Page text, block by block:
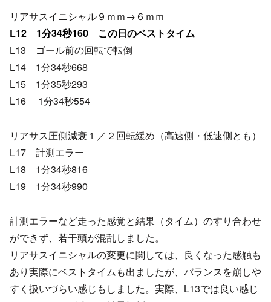
リアサスイニシャル９ｍｍ→６ｍｍ
L12 1分34秒160 この日のベストタイム
L13 ゴール前の回転で転倒
L14 1分34秒668
L15 1分35秒293
L16 1分34秒554
リアサス圧側減衰１／２回転緩め（高速側・低速側とも）
L17 計測エラー
L18 1分34秒816
L19 1分34秒990
計測エラーなど走った感覚と結果（タイム）のすり合わせ
ができず、若干頭が混乱しました。
リアサスイニシャルの変更に関しては、良くなった感触も
あり実際にベストタイムも出ましたが、バランスを崩しや
すく扱いづらい感じもしました。実際、L13では良い感じ